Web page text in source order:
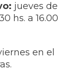
jueves de
hs. a 16.00
en el